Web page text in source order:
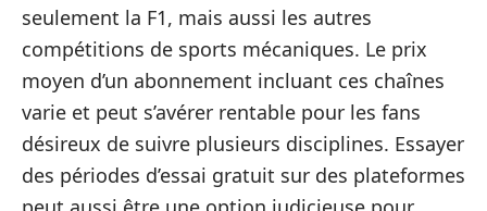
seulement la F1, mais aussi les autres
compétitions de sports mécaniques. Le prix
moyen d’un abonnement incluant ces chaînes
varie et peut s’avérer rentable pour les fans
désireux de suivre plusieurs disciplines. Essayer
des périodes d’essai gratuit sur des plateformes